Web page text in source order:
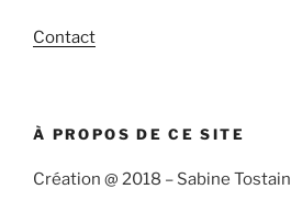
Contact
À PROPOS DE CE SITE
Création @ 2018 – Sabine Tostain